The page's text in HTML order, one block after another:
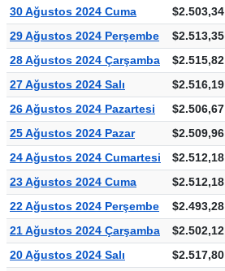
30 Ağustos 2024 Cuma
$2.503,34
29 Ağustos 2024 Perşembe
$2.513,35
28 Ağustos 2024 Çarşamba
$2.515,82
27 Ağustos 2024 Salı
$2.516,19
26 Ağustos 2024 Pazartesi
$2.506,67
25 Ağustos 2024 Pazar
$2.509,96
24 Ağustos 2024 Cumartesi
$2.512,18
23 Ağustos 2024 Cuma
$2.512,18
22 Ağustos 2024 Perşembe
$2.493,28
21 Ağustos 2024 Çarşamba
$2.502,12
20 Ağustos 2024 Salı
$2.517,80